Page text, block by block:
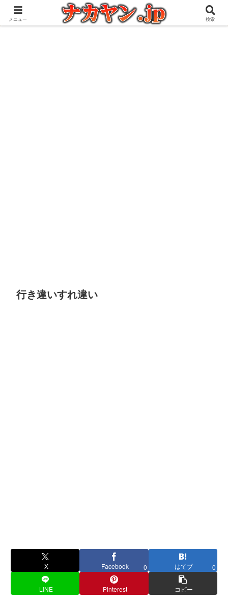
アウトドアとガジェット好きな管理人の愉快な日々を綴るブログ
行き違いすれ違い
X Facebook 0 はてブ 0
LINE Pinterest コピー
メニュー 検索